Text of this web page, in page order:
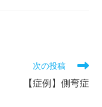
次の投稿
【症例】側弯症